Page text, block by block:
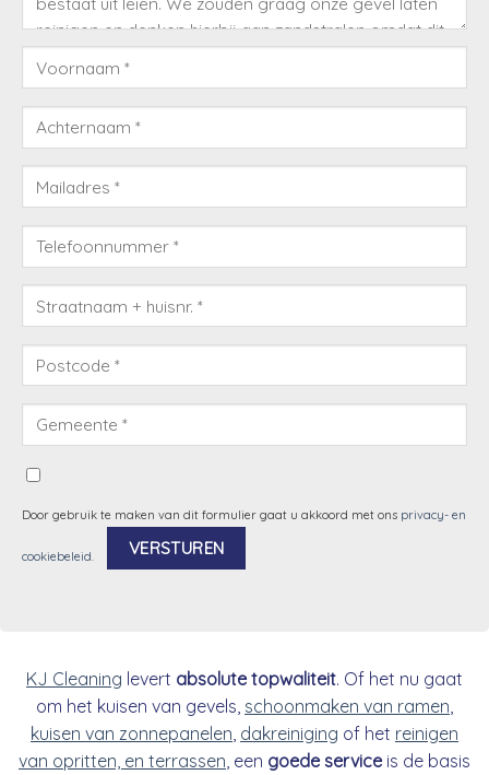
Door gebruik te maken van dit formulier gaat u akkoord met ons privacy- en
cookiebeleid.
KJ Cleaning levert absolute topwaliteit. Of het nu gaat
om het kuisen van gevels, schoonmaken van ramen
kuisen van zonnepanelen dakreiniging of het reinigen
van opritten, en terrassen , een goede serviceis de basis